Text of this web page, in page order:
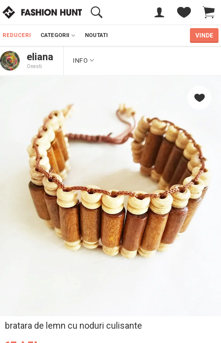
REDUCERI CATEGORII NOUTATI VINDE
eliana
Onesti
INFO
bratara de lemn cu noduri culisante